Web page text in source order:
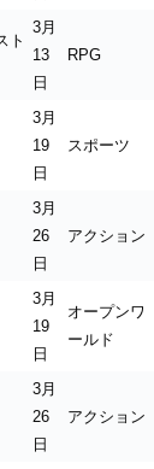
ト
3月
13
日
RPG
3月
19
日
スポーツ
3月
26
日
アクション
3月
19
日
オープンワ
ールド
3月
26
日
アクション